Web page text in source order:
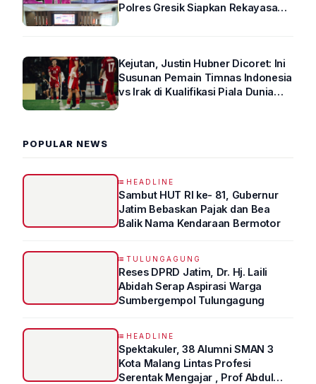
Polres Gresik Siapkan Rekayasa
Kejutan, Justin Hubner Dicoret: Ini
Susunan Pemain Timnas Indonesia
vs Irak di Kualifikasi Piala Dunia
POPULAR NEWS
HEADLINE
Sambut HUT RI ke- 81, Gubernur
Jatim Bebaskan Pajak dan Bea
Balik Nama Kendaraan Bermotor
TULUNGAGUNG
Reses DPRD Jatim, Dr. Hj. Laili
Abidah Serap Aspirasi Warga
Sumbergempol Tulungagung
HEADLINE
Spektakuler, 38 Alumni SMAN 3
Kota Malang Lintas Profesi
Serentak Mengajar , Prof Abdul